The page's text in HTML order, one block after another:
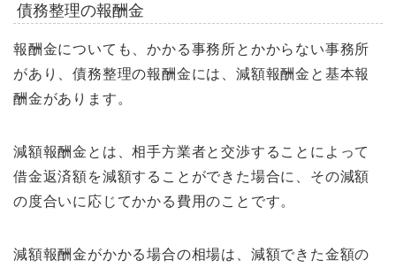
債務整理の報酬金
報酬金についても、かかる事務所とかからない事務所
があり、債務整理の報酬金には、減額報酬金と基本報
酬金があります。
減額報酬金とは、相手方業者と交渉することによって
借金返済額を減額することができた場合に、その減額
の度合いに応じてかかる費用のことです。
減額報酬金がかかる場合の相場は、減額できた金額の